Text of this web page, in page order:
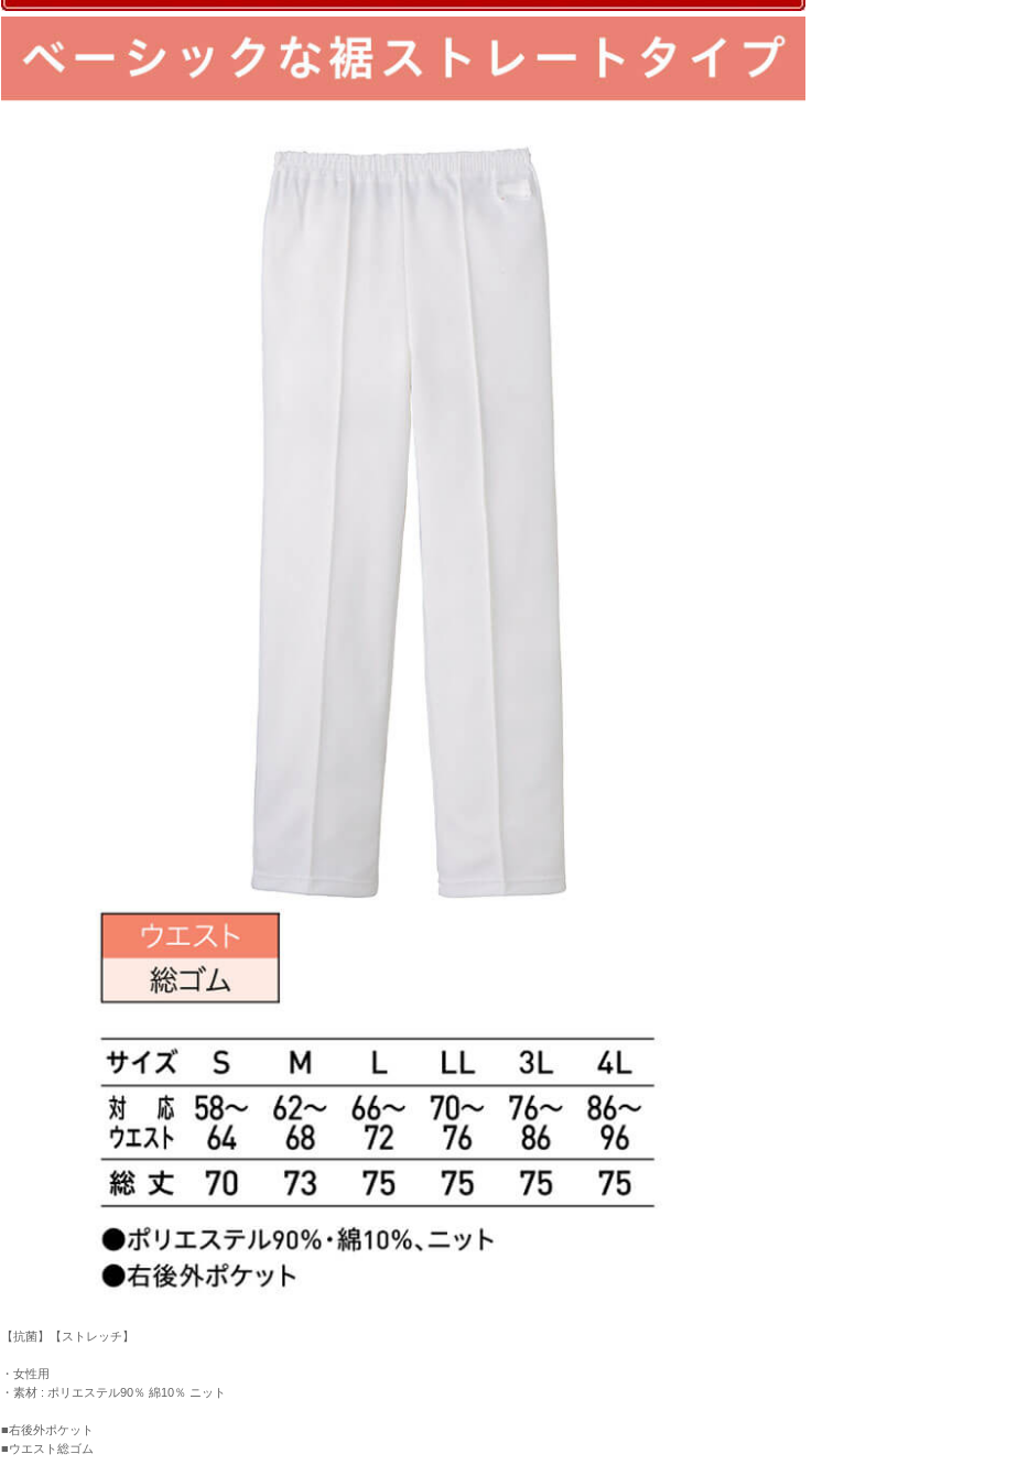
【抗菌】【ストレッチ】
・女性用
・素材 : ポリエステル90％ 綿10％ ニット
■右後外ポケット
■ウエスト総ゴム